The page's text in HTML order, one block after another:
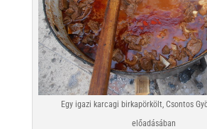
Egy igazi karcagi birkapörkölt, Csontos
előadásában